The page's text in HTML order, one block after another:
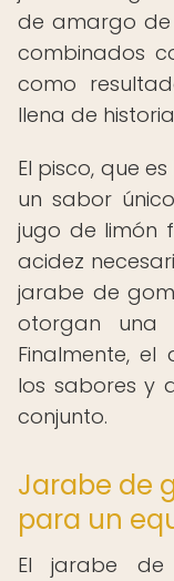
de amargo de
combinados
como
llena de
El pisco, que
un sabor
jugo de limón
acidez
jarabe de
otorgan una
Finalmente,
los sabores y
conjunto.
Jarabe de
para un
El jarabe